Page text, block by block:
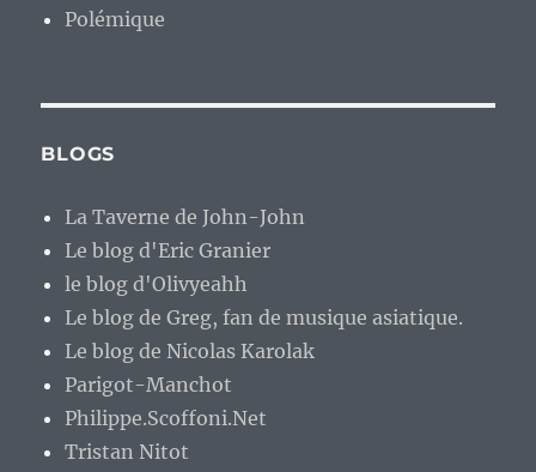
Polémique
BLOGS
La Taverne de John-John
Le blog d'Eric Granier
le blog d'Olivyeahh
Le blog de Greg, fan de musique asiatique.
Le blog de Nicolas Karolak
Parigot-Manchot
Philippe.Scoffoni.Net
Tristan Nitot